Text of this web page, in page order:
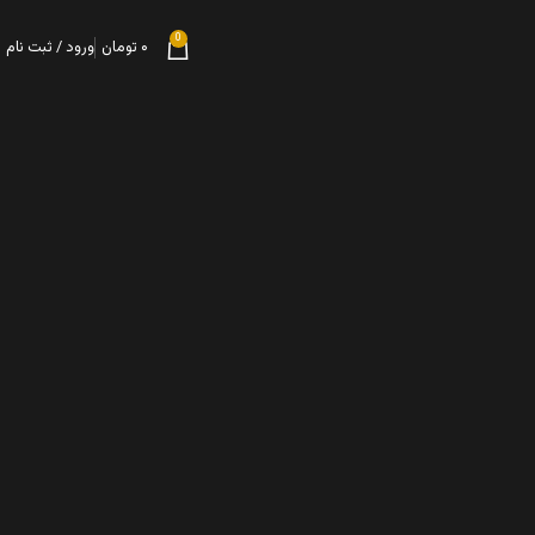
0 ۰ تومان ورود / ثبت نام